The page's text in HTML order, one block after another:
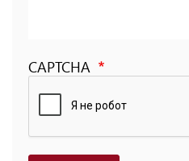
CAPTCHA